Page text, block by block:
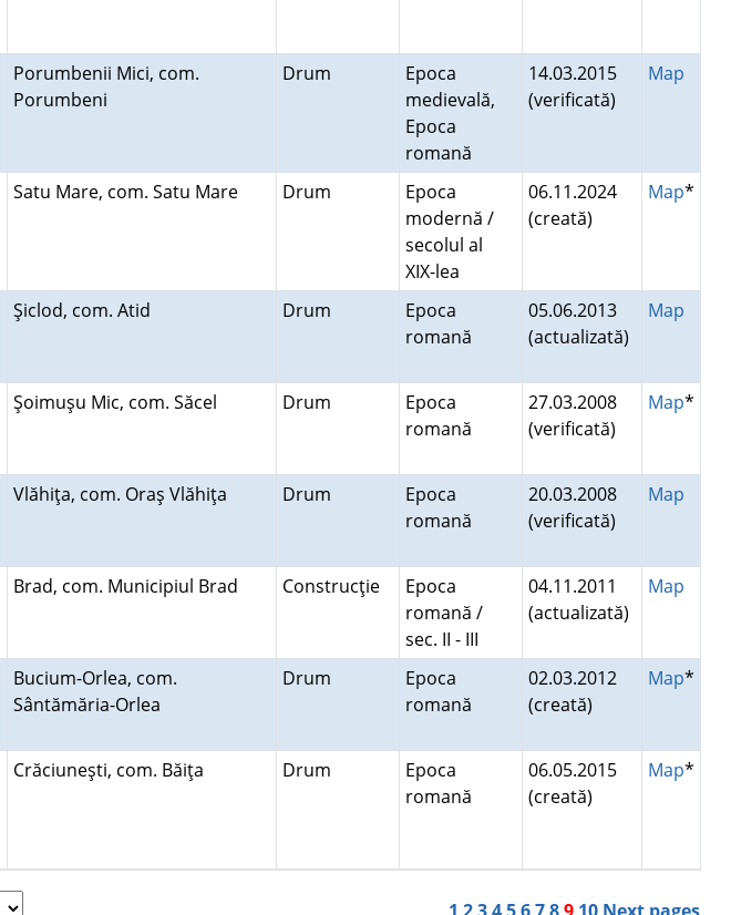
Porumbenii Mici, com.
Porumbeni
Drum
Epoca
medievală,
Epoca
romană
14.03.2015
(verificată)
Map
Satu Mare, com. Satu Mare Drum
Epoca
modernă /
secolul al
XIX-lea
06.11.2024
(creată)
Map*
Şiclod, com. Atid Drum
Epoca
romană
05.06.2013
(actualizată)
Map
Şoimuşu Mic, com. Săcel Drum
Epoca
romană
27.03.2008
(verificată)
Map*
Vlăhiţa, com. Oraş Vlăhiţa Drum
Epoca
romană
20.03.2008
(verificată)
Map
Brad, com. Municipiul Brad Construcţie
Epoca
romană /
sec. II - III
04.11.2011
(actualizată)
Map
Bucium-Orlea, com.
Sântămăria-Orlea
Drum
Epoca
romană
02.03.2012
(creată)
Map*
Crăciuneşti, com. Băiţa Drum
Epoca
romană
06.05.2015
(creată)
Map*